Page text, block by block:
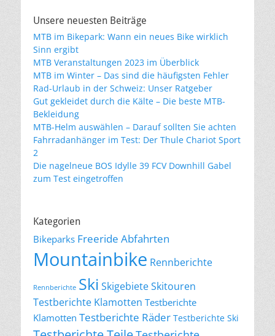
Unsere neuesten Beiträge
MTB im Bikepark: Wann ein neues Bike wirklich
Sinn ergibt
MTB Veranstaltungen 2023 im Überblick
MTB im Winter – Das sind die häufigsten Fehler
Rad-Urlaub in der Schweiz: Unser Ratgeber
Gut gekleidet durch die Kälte – Die beste MTB-
Bekleidung
MTB-Helm auswählen – Darauf sollten Sie achten
Fahrradanhänger im Test: Der Thule Chariot Sport
2
Die nagelneue BOS Idylle 39 FCV Downhill Gabel
zum Test eingetroffen
Kategorien
Bikeparks Freeride Abfahrten
Mountainbike Rennberichte
Rennberichte Ski SkigebieteSkitouren
Testberichte Klamotten Testberichte
Klamotten Testberichte Räder Testberichte Ski